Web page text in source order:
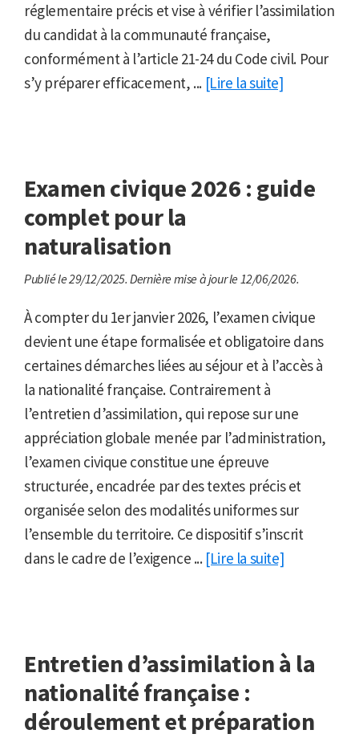
réglementaire précis et vise à vérifier l’assimilation
du candidat à la communauté française,
conformément à l’article 21-24 du Code civil. Pour
s’y préparer efficacement, ... [Lire la suite]
Examen civique 2026 : guide
complet pour la
naturalisation
Publié le 29/12/2025. Dernière mise à jour le 12/06/2026.
À compter du 1er janvier 2026, l’examen civique
devient une étape formalisée et obligatoire dans
certaines démarches liées au séjour et à l’accès à
la nationalité française. Contrairement à
l’entretien d’assimilation, qui repose sur une
appréciation globale menée par l’administration,
l’examen civique constitue une épreuve
structurée, encadrée par des textes précis et
organisée selon des modalités uniformes sur
l’ensemble du territoire. Ce dispositif s’inscrit
dans le cadre de l’exigence ... [Lire la suite]
Entretien d’assimilation à la
nationalité française :
déroulement et préparation